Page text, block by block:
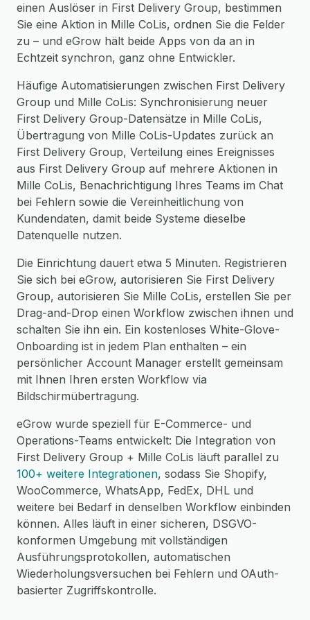
einen Auslöser in First Delivery Group, bestimmen
Sie eine Aktion in Mille CoLis, ordnen Sie die Felder
zu – und eGrow hält beide Apps von da an in
Echtzeit synchron, ganz ohne Entwickler.
Häufige Automatisierungen zwischen First Delivery
Group und Mille CoLis: Synchronisierung neuer
First Delivery Group-Datensätze in Mille CoLis,
Übertragung von Mille CoLis-Updates zurück an
First Delivery Group, Verteilung eines Ereignisses
aus First Delivery Group auf mehrere Aktionen in
Mille CoLis, Benachrichtigung Ihres Teams im Chat
bei Fehlern sowie die Vereinheitlichung von
Kundendaten, damit beide Systeme dieselbe
Datenquelle nutzen.
Die Einrichtung dauert etwa 5 Minuten. Registrieren
Sie sich bei eGrow, autorisieren Sie First Delivery
Group, autorisieren Sie Mille CoLis, erstellen Sie per
Drag-and-Drop einen Workflow zwischen ihnen und
schalten Sie ihn ein. Ein kostenloses White-Glove-
Onboarding ist in jedem Plan enthalten – ein
persönlicher Account Manager erstellt gemeinsam
mit Ihnen Ihren ersten Workflow via
Bildschirmübertragung.
eGrow wurde speziell für E-Commerce- und
Operations-Teams entwickelt: Die Integration von
First Delivery Group + Mille CoLis läuft parallel zu
100+ weitere Integrationen, sodass Sie Shopify,
WooCommerce, WhatsApp, FedEx, DHL und
weitere bei Bedarf in denselben Workflow einbinden
können. Alles läuft in einer sicheren, DSGVO-
konformen Umgebung mit vollständigen
Ausführungsprotokollen, automatischen
Wiederholungsversuchen bei Fehlern und OAuth-
basierter Zugriffskontrolle.